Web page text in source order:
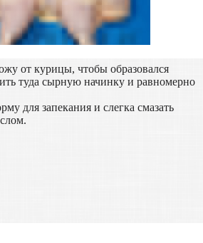
от курицы, чтобы образовался
туда сырную начинку и равномерно
для запекания и слегка смазать